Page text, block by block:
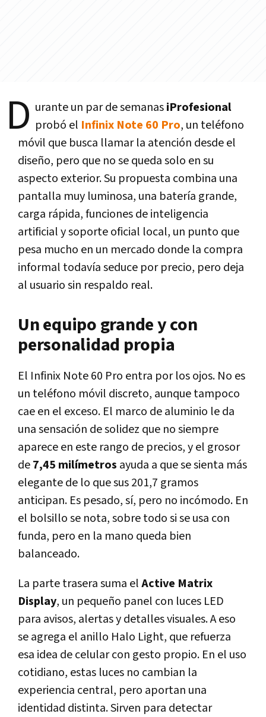
D urante un par de semanasiProfesional
probó el Infinix Note 60 Pro, un teléfono
móvil que busca llamar la atención desde el
diseño, pero que no se queda solo en su
aspecto exterior. Su propuesta combina una
pantalla muy luminosa, una batería grande,
carga rápida, funciones de inteligencia
artificial y soporte oficial local, un punto que
pesa mucho en un mercado donde la compra
informal todavía seduce por precio, pero deja
al usuario sin respaldo real.
Un equipo grande y con
personalidad propia
El Infinix Note 60 Pro entra por los ojos. No es
un teléfono móvil discreto, aunque tampoco
cae en el exceso. El marco de aluminio le da
una sensación de solidez que no siempre
aparece en este rango de precios, y el grosor
de7,45 milímetros ayuda a que se sienta más
elegante de lo que sus 201,7 gramos
anticipan. Es pesado, sí, pero no incómodo. En
el bolsillo se nota, sobre todo si se usa con
funda, pero en la mano queda bien
balanceado.
La parte trasera suma elActive Matrix
Display, un pequeño panel con luces LED
para avisos, alertas y detalles visuales. A eso
se agrega el anillo Halo Light, que refuerza
esa idea de celular con gesto propio. En el uso
cotidiano, estas luces no cambian la
experiencia central, pero aportan una
identidad distinta. Sirven para detectar